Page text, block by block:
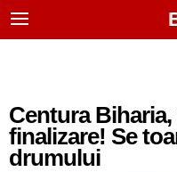
Centura
finalizare! Se
drumului